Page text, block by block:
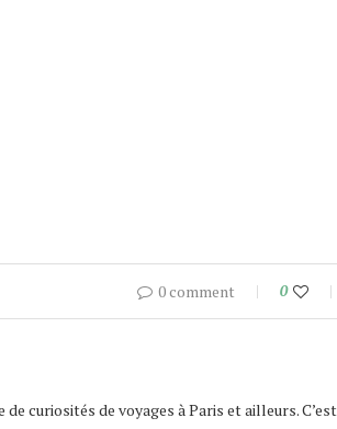
0 comment 0
de curiosités de voyages à Paris et ailleurs.